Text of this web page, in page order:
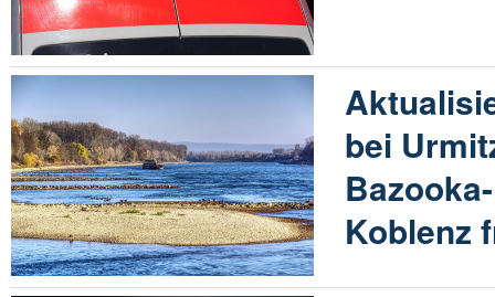
bei
Koblenz